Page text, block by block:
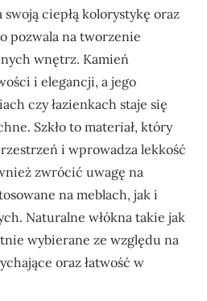
ciepłą kolorystykę oraz
pozwala na tworzenie
wnętrz. Kamień
i elegancji, a jego
czy łazienkach staje się
Szkło to materiał, który
i wprowadza lekkość
zwrócić uwagę na
na meblach, jak i
Naturalne włókna takie jak
wybierane ze względu na
oraz łatwość w